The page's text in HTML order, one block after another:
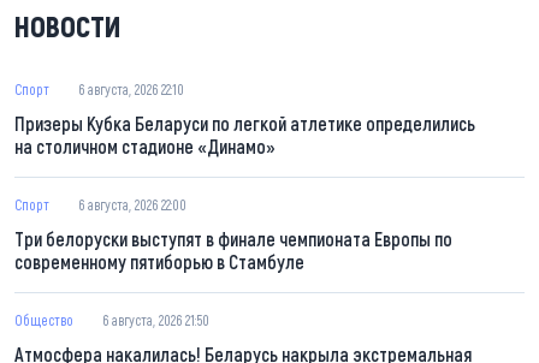
НОВОСТИ
Спорт 6 августа, 2026 22:10
Призеры Кубка Беларуси по легкой атлетике определились
на столичном стадионе «Динамо»
Спорт 6 августа, 2026 22:00
Три белоруски выступят в финале чемпионата Европы по
современному пятиборью в Стамбуле
Общество 6 августа, 2026 21:50
Атмосфера накалилась! Беларусь накрыла экстремальная